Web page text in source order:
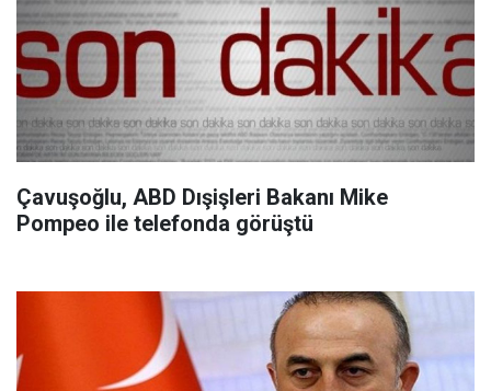
Çavuşoğlu, ABD Dışişleri Bakanı Mike
Pompeo ile telefonda görüştü